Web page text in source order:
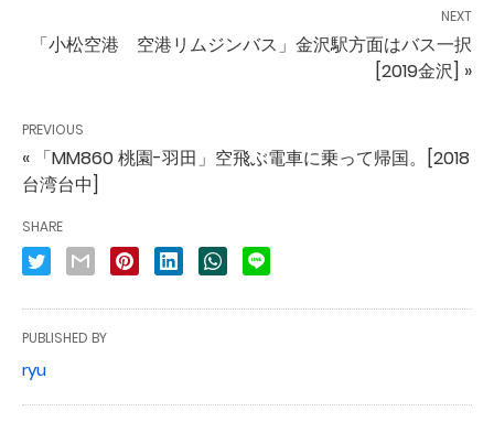
NEXT
「小松空港 空港リムジンバス」金沢駅方面はバス一択
[2019金沢] »
PREVIOUS
« 「MM860 桃園-羽田」空飛ぶ電車に乗って帰国。[2018
台湾台中]
SHARE
PUBLISHED BY
ryu